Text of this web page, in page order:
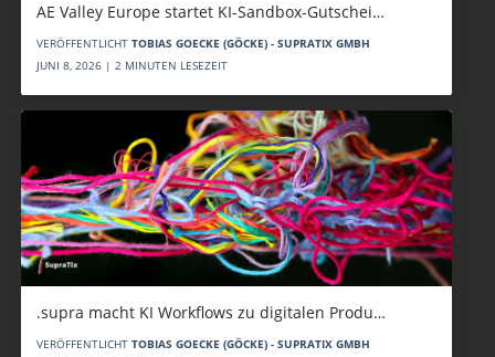
AE Valley Europe startet KI-Sandbox-Gutschei…
VERÖFFENTLICHT TOBIAS GOECKE (GÖCKE) - SUPRATIX GMBH
JUNI 8, 2026 | 2 MINUTEN LESEZEIT
.supra macht KI Workflows zu digitalen Produ…
VERÖFFENTLICHT TOBIAS GOECKE (GÖCKE) - SUPRATIX GMBH